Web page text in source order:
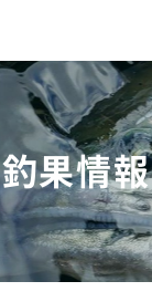
釣果情報